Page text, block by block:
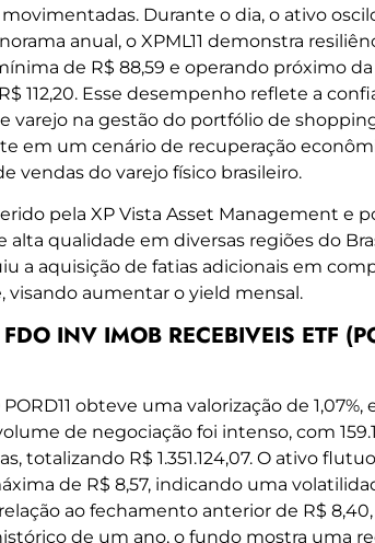
movimentadas. Durante o dia, o ativo
anual, o XPML11 demonstra
de R$ 88,59 e operando próximo
112,20. Esse desempenho reflete a
varejo na gestão do portfólio de
em um cenário de recuperação
vendas do varejo físico brasileiro.
pela XP Vista Asset Management e
alta qualidade em diversas regiões do
a aquisição de fatias adicionais em
visando aumentar o yield mensal.
INV IMOB RECEBIVEIS ETF
PORD11 obteve uma valorização de
de negociação foi intenso, com
totalizando R$ 1.351.124,07. O ativo
de R$ 8,57, indicando uma
ao fechamento anterior de R$
de um ano, o fundo mostra uma